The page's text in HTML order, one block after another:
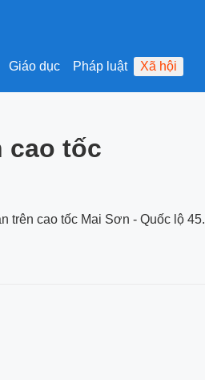
Giáo dục Pháp luật Xã hội
cao tốc
trên cao tốc Mai Sơn - Quốc lộ 45.